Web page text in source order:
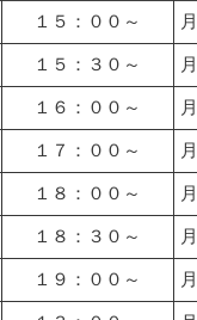
１５：００～
１５：３０～
１６：００～
１７：００～
１８：００～
１８：３０～
１９：００～